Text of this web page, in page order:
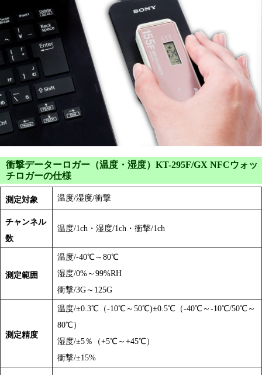
衝撃データーロガー（温度・湿度）KT-295F/GX NFCウォッ
チロガーの仕様
測定対象 温度/湿度/衝撃
チャンネル
数
温度/1ch・湿度/1ch・衝撃/1ch
測定範囲
温度/-40℃～80℃
湿度/0%～99%RH
衝撃/3G～125G
測定精度
温度/±0.3℃（-10℃～50℃)±0.5℃（-40℃～-10℃/50℃～
80℃）
湿度/±5％（+5℃～+45℃）
衝撃/±15%